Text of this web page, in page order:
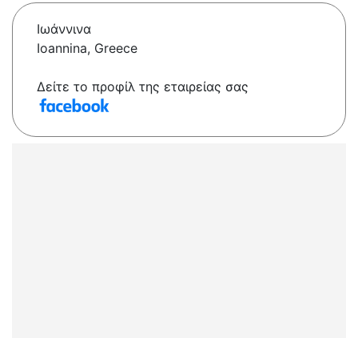
Ιωάννινα
Ioannina, Greece
Δείτε το προφίλ της εταιρείας σας